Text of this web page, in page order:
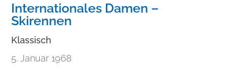
Internationales Damen –
Skirennen
Klassisch
5. Januar 1968